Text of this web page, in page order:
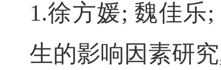
1.徐方媛; 魏佳乐
生的影响因素研